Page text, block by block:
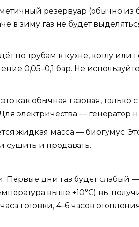
резервуар (обычно из
в зиму газ не будет
по трубам к кухне, котлу
0,05–0,1 бар. Не
как обычная газовая,
электричества — генератор
жидкая масса — биогумус.
сушить и продавать.
Первые дни газ будет слабый
выше +10°C) вы
готовки, 4–6 часов